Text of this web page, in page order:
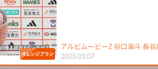
アルビムービーZ 谷口海斗 長
2025.03.07